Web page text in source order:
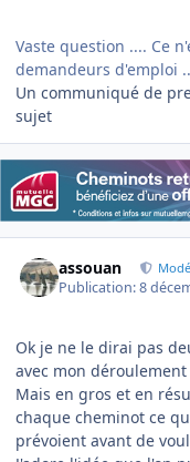
Vaste question .... Ce
demandeurs d'emploi
Un communiqué de
sujet
assouan
Publication:8
Ok je ne le dirai pas
avec mon
Mais en gros et en
chaque cheminot ce
prévoient avant de